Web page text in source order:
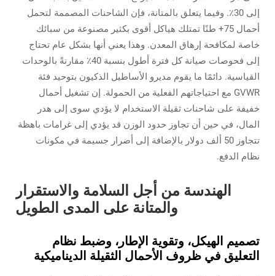
إلى 30٪. وفيما يتعلق بالمتانة، فإن الشاحنات المصممة لتحمل
أحمال 75+ طنًا تمتلك هياكل أقوى بكثير مصنوعة من سبائك
خاصة لمكافحة إرهاق المعدن. وهذا يعني أنها بشكل عام تحتاج
إلى فحوصات صيانة كل فترة أطول بنسبة 40٪ مقارنةً بالوحدات
القياسية. دائمًا ما يقوم مديرو الأساطيل الذكيون بتوحيد فئة
GVWR مع احتياجاتهم الفعلية من الحمولة. إن تشغيل أحمال
خفيفة على شاحنات ثقيلة الاستخدام لا يؤدي سوى إلى هدر
المال، في حين أن تجاوز حدود الوزن قد يؤدي إلى غرامات باهظة
تتجاوز 50 ألف دولار بالإضافة إلى أضرار جسيمة في مكونات
نظام الدفع.
الهندسة من أجل السلامة والاستقرار
والمتانة على المدى الطويل
تصميم الهيكل، وتقوية الإطار، وضبط نظام
التعليق في ظروف الأحمال الثقيلة الديناميكية